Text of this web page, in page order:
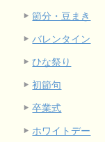
節分・豆まき
バレンタイン
ひな祭り
初節句
卒業式
ホワイトデー